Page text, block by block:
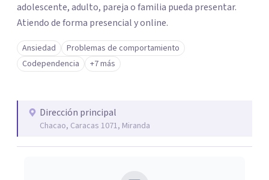
adolescente, adulto, pareja o familia pueda presentar.
Atiendo de forma presencial y online.
Ansiedad
Problemas de comportamiento
Codependencia
+7 más
Dirección principal
Chacao, Caracas 1071, Miranda